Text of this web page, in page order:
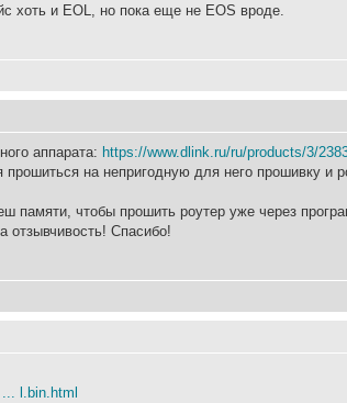
хоть и EOL, но пока еще не EOS вроде.
аппарата: https://www.dlink.ru/ru/products/3/
на непригодную для него прошивку и
чтобы прошить роутер уже через
отзывчивость! Спасибо!
l.bin.html